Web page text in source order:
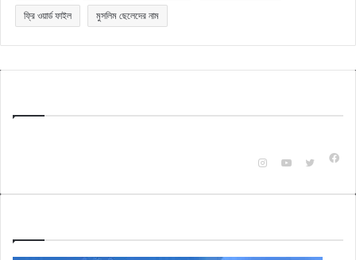
ফ্রি ওয়ার্ড ফাইল মুসলিম ছেলেদের নাম
YouTube
Instagram